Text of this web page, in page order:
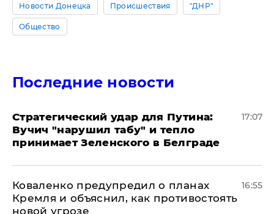
Новости Донецка Происшествия "ДНР"
Общество
Последние новости
Стратегический удар для Путина:
Вучич "нарушил табу" и тепло
принимает Зеленского в Белграде
17:07
Коваленко предупредил о планах
Кремля и объяснил, как противостоять
новой угрозе
16:55